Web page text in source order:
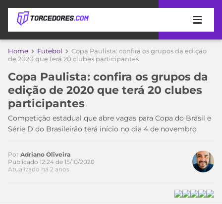
APOSTAS
DE
APOSTA
MELHORES
SITES
DE
APOSTAS
2026
COPA
DO
MUNDO
TIMES
MEU
TIME
CAMPEONATOS
Home Futebol
Copa Paulista: confira os grupos da edição
de 2020 que terá 20 clubes participantes
Copa Paulista: confira os grupos da
edição de 2020 que terá 20 clubes
participantes
Competição estadual que abre vagas para Copa do Brasil e
Série D do Brasileirão terá início no dia 4 de novembro
Por Adriano Oliveira
Publicado 12:24 de 15/10/2020
Atualizado há 2 anos